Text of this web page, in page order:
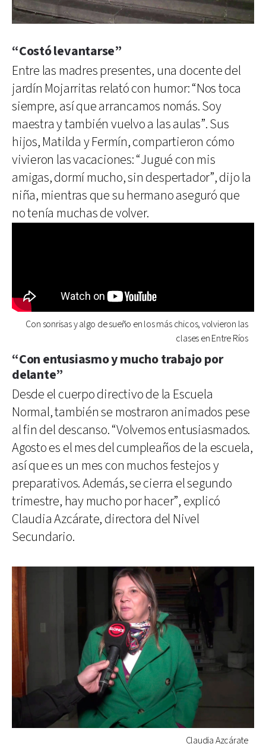
“Costó levantarse”
Entre las madres presentes, una docente del
jardín Mojarritas relató con humor: “Nos toca
siempre, así que arrancamos nomás. Soy
maestra y también vuelvo a las aulas”. Sus
hijos, Matilda y Fermín, compartieron cómo
vivieron las vacaciones: “Jugué con mis
amigas, dormí mucho, sin despertador”, dijo la
niña, mientras que su hermano aseguró que
no tenía muchas de volver.
Con sonrisas y algo de sueño en los más chicos, volvieron las
clases en Entre Ríos
“Con entusiasmo y mucho trabajo por
delante”
Desde el cuerpo directivo de la Escuela
Normal, también se mostraron animados pese
al fin del descanso. “Volvemos entusiasmados.
Agosto es el mes del cumpleaños de la escuela,
así que es un mes con muchos festejos y
preparativos. Además, se cierra el segundo
trimestre, hay mucho por hacer”, explicó
Claudia Azcárate, directora del Nivel
Secundario.
Claudia Azcárate